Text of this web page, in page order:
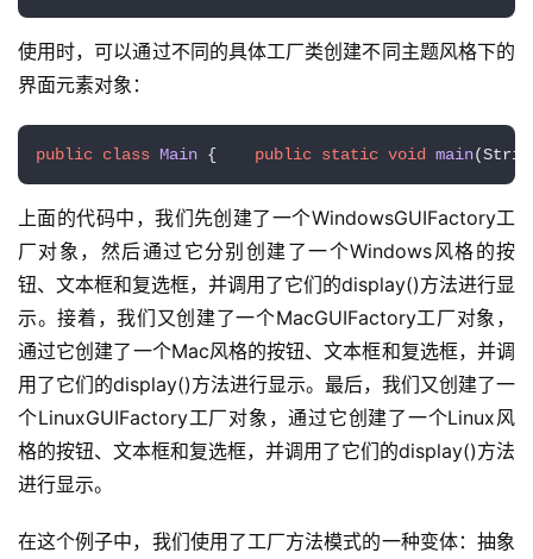
群
运
营
记
录
经
验
教
程
软
件
应
使用时，可以通过不同的具体工厂类创建不同主题风格下的
界面元素对象：
public class Main { public static void main
上面的代码中，我们先创建了一个WindowsGUIFactory工
厂对象，然后通过它分别创建了一个Windows风格的按
钮、文本框和复选框，并调用了它们的display()方法进行显
示。接着，我们又创建了一个MacGUIFactory工厂对象，
通过它创建了一个Mac风格的按钮、文本框和复选框，并调
用了它们的display()方法进行显示。最后，我们又创建了一
个LinuxGUIFactory工厂对象，通过它创建了一个Linux风
格的按钮、文本框和复选框，并调用了它们的display()方法
进行显示。
在这个例子中，我们使用了工厂方法模式的一种变体：抽象